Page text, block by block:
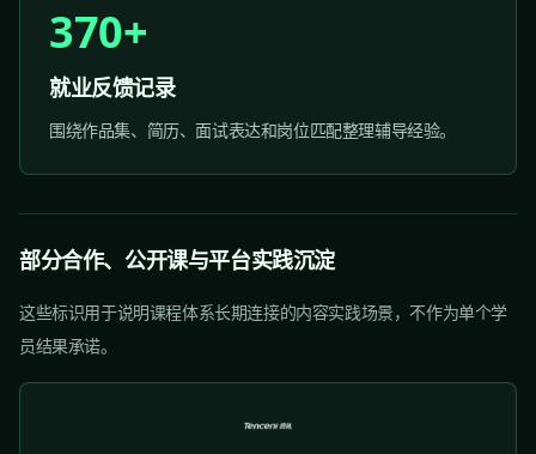
370+
就业反馈记录
围绕作品集、简历、面试表达和岗位匹配整理辅导经验。
部分合作、公开课与平台实践沉淀
这些标识用于说明课程体系长期连接的内容实践场景，不作为单个学
员结果承诺。